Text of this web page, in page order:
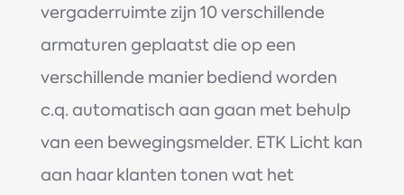
vergaderruimte zijn 10 verschillende
armaturen geplaatst die op een
verschillende manier bediend worden
c.q. automatisch aan gaan met behulp
van een bewegingsmelder. ETK Licht kan
aan haar klanten tonen wat het